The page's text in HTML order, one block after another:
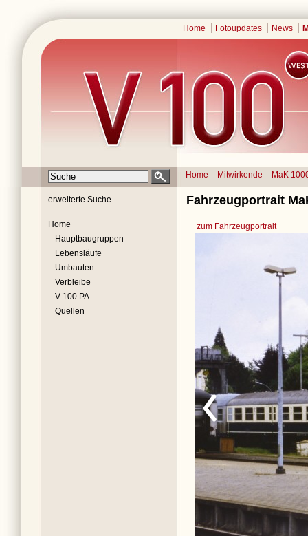
Home Fotoupdates News
Home Mitwirkende MaK
erweiterte Suche
Home
Hauptbaugruppen
Lebensläufe
Umbauten
Verbleibe
V 100 PA
Quellen
Fahrzeugportrait
zum Fahrzeugportrait